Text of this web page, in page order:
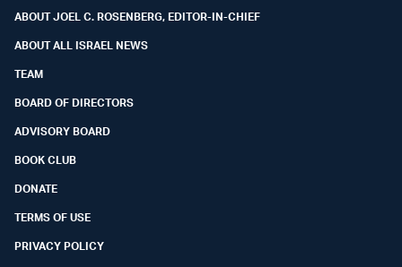
ABOUT JOEL C. ROSENBERG, EDITOR-IN-CHIEF
ABOUT ALL ISRAEL NEWS
TEAM
BOARD OF DIRECTORS
ADVISORY BOARD
BOOK CLUB
DONATE
TERMS OF USE
PRIVACY POLICY